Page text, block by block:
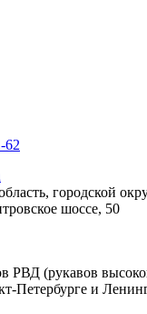
62
городской
шоссе, 50
РВД (рукавов
Петербурге и